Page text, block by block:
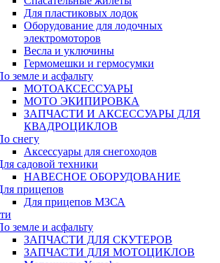
Для пластиковых лодок
Оборудование для лодочных
электромоторов
Весла и уключины
Гермомешки и гермосумки
земле и асфальту
МОТОАКСЕССУАРЫ
МОТО ЭКИПИРОВКА
ЗАПЧАСТИ И АКСЕССУАРЫ ДЛЯ
КВАДРОЦИКЛОВ
снегу
Аксессуары для снегоходов
садовой техники
НАВЕСНОЕ ОБОРУДОВАНИЕ
прицепов
Для прицепов МЗСА
земле и асфальту
ЗАПЧАСТИ ДЛЯ СКУТЕРОВ
ЗАПЧАСТИ ДЛЯ МОТОЦИКЛОВ